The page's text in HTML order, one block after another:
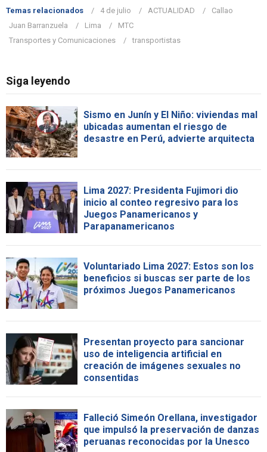
Temas relacionados 4 de julio ACTUALIDAD
Callao
Juan Barranzuela
Lima
MTC
Transportes y Comunicaciones
transportistas
Siga leyendo
Sismo en Junín y El Niño: viviendas mal
ubicadas aumentan el riesgo de
desastre en Perú, advierte arquitecta
Lima 2027: Presidenta Fujimori dio
inicio al conteo regresivo para los
Juegos Panamericanos y
Parapanamericanos
Voluntariado Lima 2027: Estos son los
beneficios si buscas ser parte de los
próximos Juegos Panamericanos
Presentan proyecto para sancionar
uso de inteligencia artificial en
creación de imágenes sexuales no
consentidas
Falleció Simeón Orellana, investigador
que impulsó la preservación de danzas
peruanas reconocidas por la Unesco